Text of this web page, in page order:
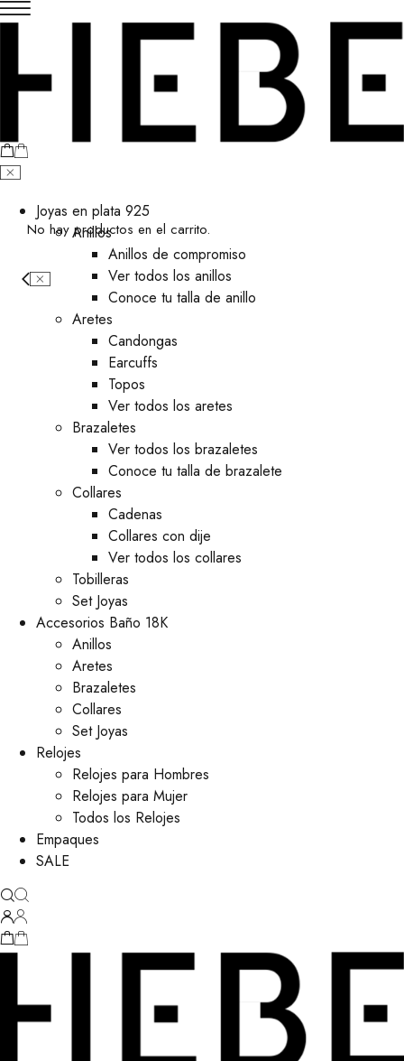
No hay productos en el carrito.
Joyas en plata 925
Anillos
Anillos de compromiso
Ver todos los anillos
Conoce tu talla de anillo
Aretes
⁠Candongas
Earcuffs
Topos
Ver todos los aretes
Brazaletes
Ver todos los brazaletes
Conoce tu talla de brazalete
Collares
Cadenas
Collares con dije
Ver todos los collares
Tobilleras
Set Joyas
Accesorios Baño 18K
Anillos
Aretes
Brazaletes
Collares
Set Joyas
Relojes
Relojes para Hombres
Relojes para Mujer
Todos los Relojes
Empaques
SALE